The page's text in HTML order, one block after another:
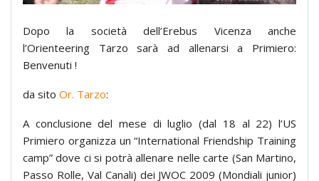
Dopo la società dell’Erebus Vicenza anche
l’Orienteering Tarzo sarà ad allenarsi a Primiero:
Benvenuti !
da sito Or. Tarzo:
A conclusione del mese di luglio (dal 18 al 22) l’US
Primiero organizza un “International Friendship Training
camp” dove ci si potrà allenare nelle carte (San Martino,
Passo Rolle, Val Canali) dei JWOC 2009 (Mondiali junior)